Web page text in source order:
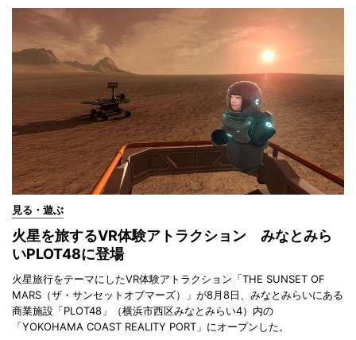
見る・遊ぶ
火星を旅するVR体験アトラクション みなとみら
いPLOT48に登場
火星旅行をテーマにしたVR体験アトラクション「THE SUNSET OF
MARS（ザ・サンセットオブマーズ）」が8月8日、みなとみらいにある
商業施設「PLOT48」（横浜市西区みなとみらい4）内の
「YOKOHAMA COAST REALITY PORT」にオープンした。